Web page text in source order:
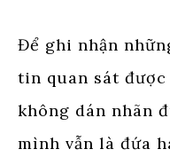
Để ghi nhận
tin quan sát
không dán nhãn
mình vẫn là đứa